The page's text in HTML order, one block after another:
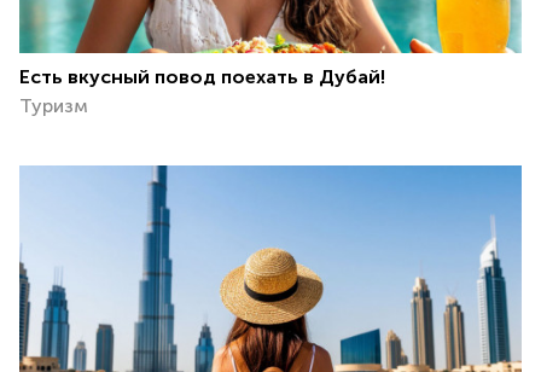
Есть вкусный повод поехать в Дубай!
Туризм